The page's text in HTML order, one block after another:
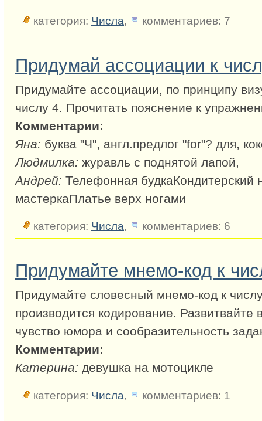
категория: Числа, комментариев: 7
Придумай ассоциации к
Придумайте ассоциации, по принципу
числу 4. Прочитать пояснение к
Комментарии:
Яна: буква "Ч", англ.предлог "for"? для,
Людмилка: журавль с поднятой лапой,
Андрей: Телефонная будкаКондитерский
мастеркаПлатье верх ногами
категория: Числа, комментариев: 6
Придумайте мнемо-код к
Придумайте словесный мнемо-код к
производится кодирование. Развитвайте
чувство юмора и сообразительность
Комментарии:
Катерина: девушка на мотоцикле
категория: Числа, комментариев: 1